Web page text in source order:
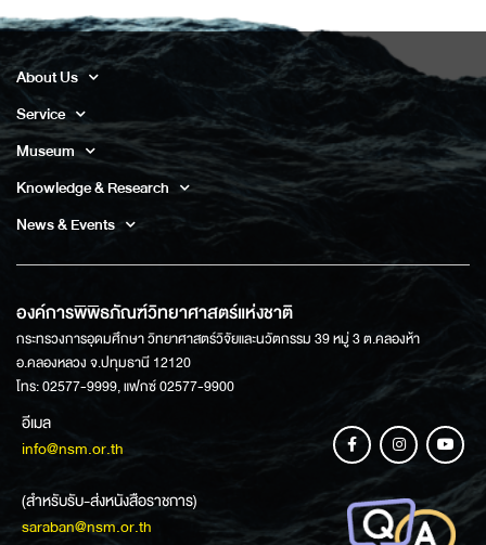
About Us
Service
Museum
Knowledge & Research
News & Events
องค์การพิพิธภัณฑ์วิทยาศาสตร์แห่งชาติ
กระทรวงการอุดมศึกษา วิทยาศาสตร์วิจัยและนวัตกรรม 39 หมู่ 3 ต.คลองห้า
อ.คลองหลวง จ.ปทุมธานี 12120
โทร: 02577-9999, แฟกซ์ 02577-9900
อีเมล
info@nsm.or.th
(สำหรับรับ-ส่งหนังสือราชการ)
saraban@nsm.or.th